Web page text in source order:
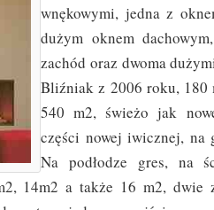
wnękowymi, jedna z
dużym oknem
zachód oraz dwoma
Bliźniak z 2006 roku, 180
540 m2, świeżo jak
części nowej iwicznej, na
Na podłodze gres, na
14m2 a także 16 m2, dwie